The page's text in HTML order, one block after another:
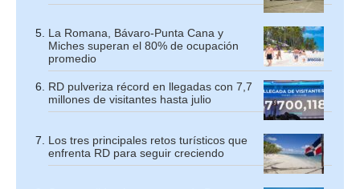
La Romana, Bávaro-Punta Cana y
Miches superan el 80% de ocupación
promedio
RD pulveriza récord en llegadas con 7,7
millones de visitantes hasta julio
Los tres principales retos turísticos que
enfrenta RD para seguir creciendo